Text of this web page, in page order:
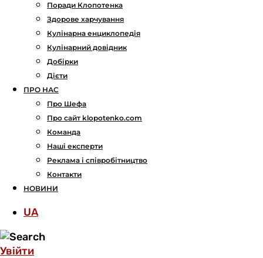
Поради Клопотенка
Здорове харчування
Кулінарна енциклопедія
Кулінарний довідник
Добірки
Дієти
ПРО НАС
Про Шефа
Про сайт klopotenko.com
Команда
Наші експерти
Реклама і співробітництво
Контакти
НОВИНИ
UA
Увійти